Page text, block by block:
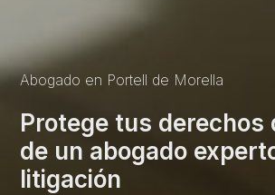
Abogado en Portell de Morella
Protege tus derechos
de un abogado
litigación